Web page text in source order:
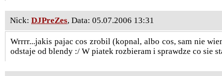
Nick: DJPreZes, Data: 05.07.2006 13:31
Wrrrr...jakis pajac cos zrobil (kopnal, albo cos, sam nie
odstaje od blendy :/ W piatek rozbieram i sprawdze co sie